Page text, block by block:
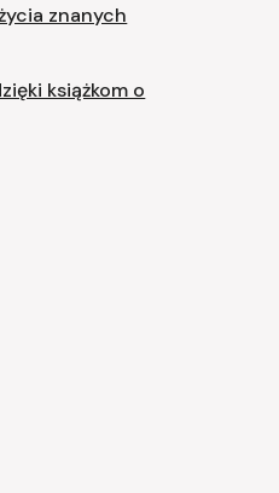
znanych
książkom o